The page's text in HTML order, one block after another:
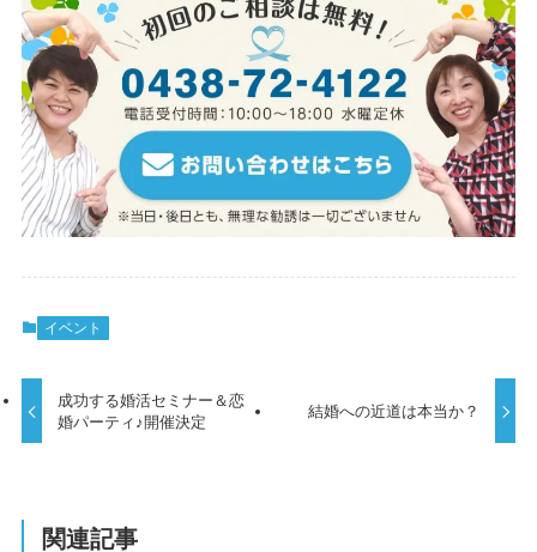
イベント
成功する婚活セミナー＆恋
婚パーティ♪開催決定
結婚への近道は本当か？
関連記事